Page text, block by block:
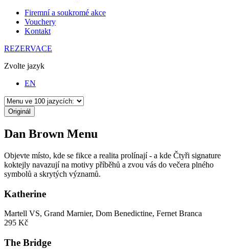
Firemní a soukromé akce
Vouchery
Kontakt
REZERVACE
Zvolte jazyk
EN
Originál
Dan Brown Menu
Objevte místo, kde se fikce a realita prolínají - a kde Čtyři signature
koktejly navazují na motivy příběhů a zvou vás do večera plného
symbolů a skrytých významů.
Katherine
Martell VS, Grand Marnier, Dom Benedictine, Fernet Branca
295 Kč
The Bridge